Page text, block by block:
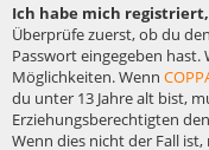
Ich habe mich
Überprüfe zuerst, ob du
Passwort eingegeben
Möglichkeiten. Wenn
du unter 13 Jahre alt bist,
Erziehungsberechtigten
Wenn dies nicht der Fall